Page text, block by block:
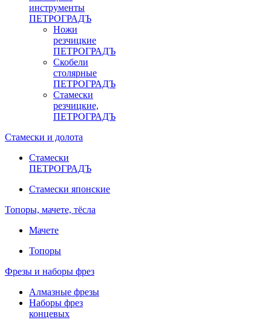
инструменты
ПЕТРОГРАДЪ
Ножи
резчицкие
ПЕТРОГРАДЪ
Скобели
столярные
ПЕТРОГРАДЪ
Стамески
резчицкие,
ПЕТРОГРАДЪ
Стамески и долота
Стамески
ПЕТРОГРАДЪ
Стамески японские
Топоры, мачете, тёсла
Мачете
Топоры
Фрезы и наборы фрез
Алмазные фрезы
Наборы фрез
концевых